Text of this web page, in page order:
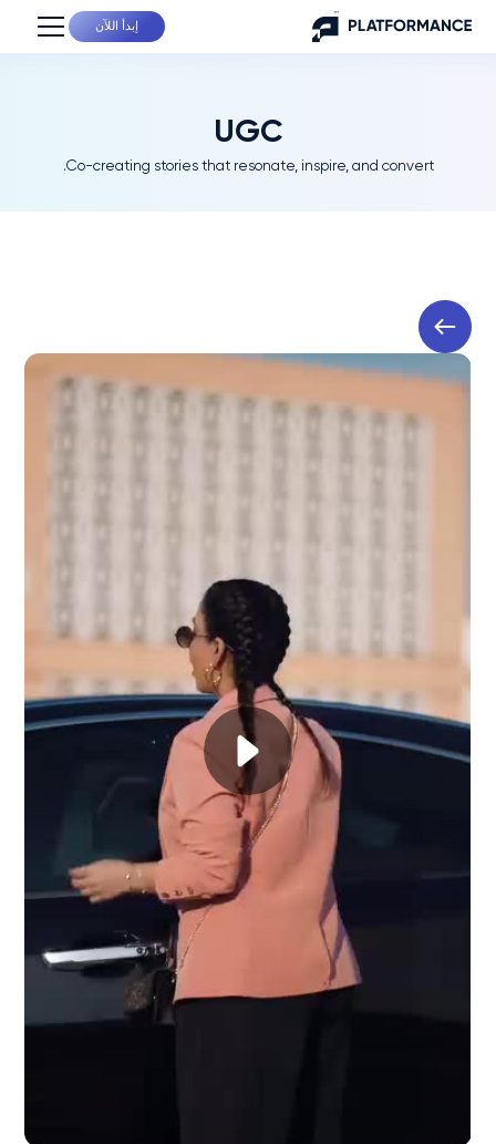
إبدأ اللآن
UGC
Co-creating stories that resonate, inspire, and convert.